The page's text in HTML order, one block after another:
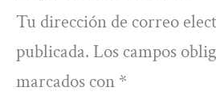
Tu dirección de correo
publicada. Los campos
marcados con *